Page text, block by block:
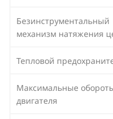
Безинструментальный
механизм натяжения
Тепловой
Максимальные
двигателя